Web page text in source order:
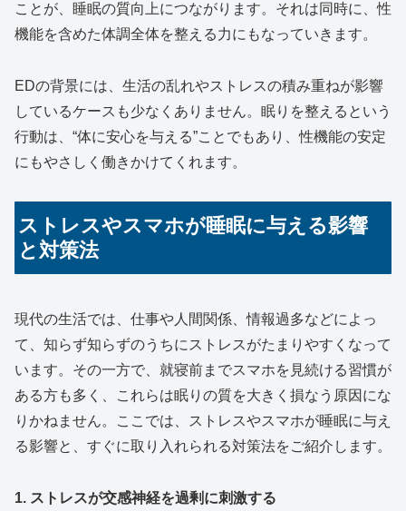
ことが、睡眠の質向上につながります。それは同時に、性
機能を含めた体調全体を整える力にもなっていきます。
EDの背景には、生活の乱れやストレスの積み重ねが影響
しているケースも少なくありません。眠りを整えるという
行動は、“体に安心を与える”ことでもあり、性機能の安定
にもやさしく働きかけてくれます。
ストレスやスマホが睡眠に与える影響
と対策法
現代の生活では、仕事や人間関係、情報過多などによっ
て、知らず知らずのうちにストレスがたまりやすくなって
います。その一方で、就寝前までスマホを見続ける習慣が
ある方も多く、これらは眠りの質を大きく損なう原因にな
りかねません。ここでは、ストレスやスマホが睡眠に与え
る影響と、すぐに取り入れられる対策法をご紹介します。
1. ストレスが交感神経を過剰に刺激する